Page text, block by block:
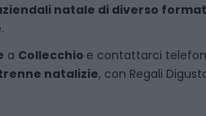
natale di diverso
a Collecchio e contattarci
natalizie, con Regali